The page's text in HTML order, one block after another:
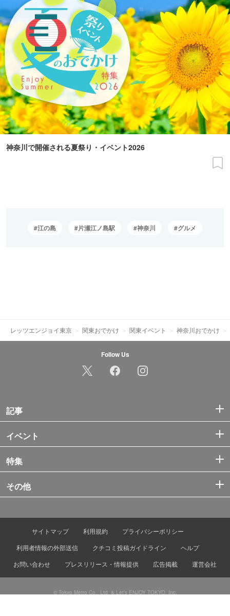
神奈川で開催される夏祭り・イベント2026
江の島 片瀬江ノ島駅 神奈川 グルメ
レッツエンジョイ東京 関東おでかけ 関東イベント 神奈川おでかけ
Follow Us
記事
イベント
特集
その他
サイトマップ 利用規約
プライバシーポリシー
利用者情報の外部送信
クチコミ投稿ガイドライン
ヘルプ
お問い合わせ
プレスリリース・情報提供 広告掲載 運営会社
© Tokyo Metro Co., Ltd. & Let’s ENJOY TOKYO, Inc.